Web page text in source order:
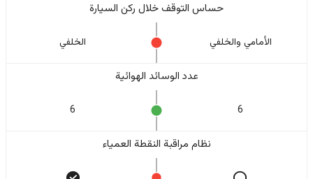
حساس التوقف خلال ركن السيارة
الأمامي والخلفي الخلفي
عدد الوسائد الهوائية
6
6
نظام مراقبة النقطة العمياء